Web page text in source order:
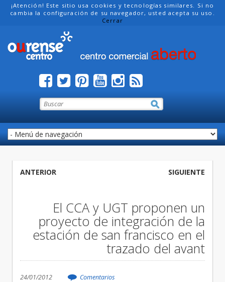
¡Atención! Este sitio usa cookies y tecnologías similares. Si no
cambia la configuración de su navegador, usted acepta su uso.
Cerrar
ANTERIOR SIGUIENTE
El CCA y UGT proponen un
proyecto de integración de la
estación de san francisco en el
trazado del avant
24/01/2012 Comentarios